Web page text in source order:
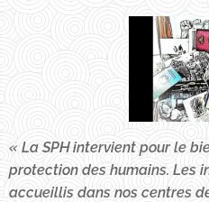
« La SPH intervient pour le
protection des humains. Les
accueillis dans nos centres